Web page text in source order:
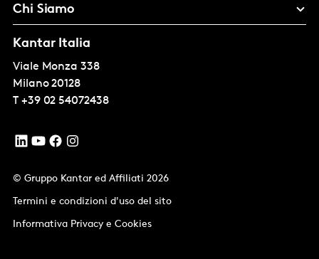
Chi Siamo
Kantar Italia
Viale Monza 338
Milano 20128
T +39 02 54072438
© Gruppo Kantar ed Affiliati 2026
Termini e condizioni d'uso del sito
Informativa Privacy e Cookies